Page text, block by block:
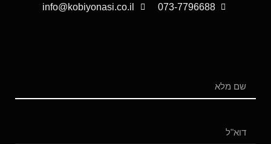
073-7796688
info@kobiyonasi.co.il